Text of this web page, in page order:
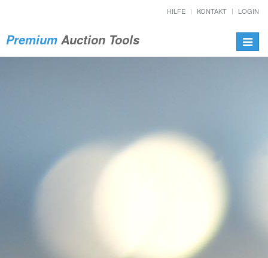
HILFE KONTAKT LOGIN
Toggle
Premium Auction Tools